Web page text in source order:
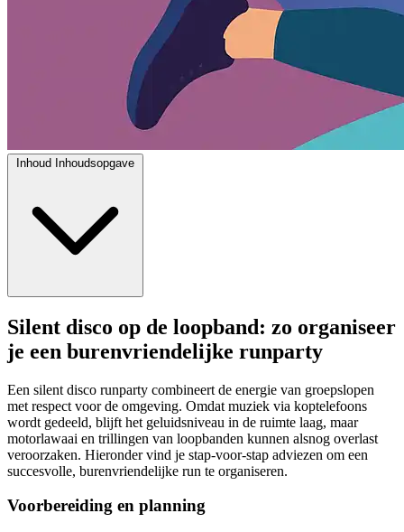
Inhoud Inhoudsopgave
Silent disco op de loopband: zo organiseer
je een burenvriendelijke runparty
Een silent disco runparty combineert de energie van groepslopen
met respect voor de omgeving. Omdat muziek via koptelefoons
wordt gedeeld, blijft het geluidsniveau in de ruimte laag, maar
motorlawaai en trillingen van loopbanden kunnen alsnog overlast
veroorzaken. Hieronder vind je stap-voor-stap adviezen om een
succesvolle, burenvriendelijke run te organiseren.
Voorbereiding en planning